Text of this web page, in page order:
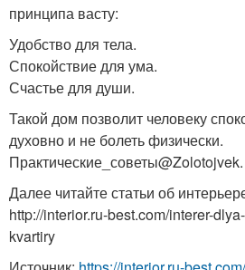
принципа васту:
Удобство для тела.
Спокойствие для ума.
Счастье для души.
Такой дом позволит человеку
духовно и не болеть физически.
Практические_советы@Zolotojvek.
Далее читайте статьи об
http://interior.ru-best.com/interer-
kvartiry